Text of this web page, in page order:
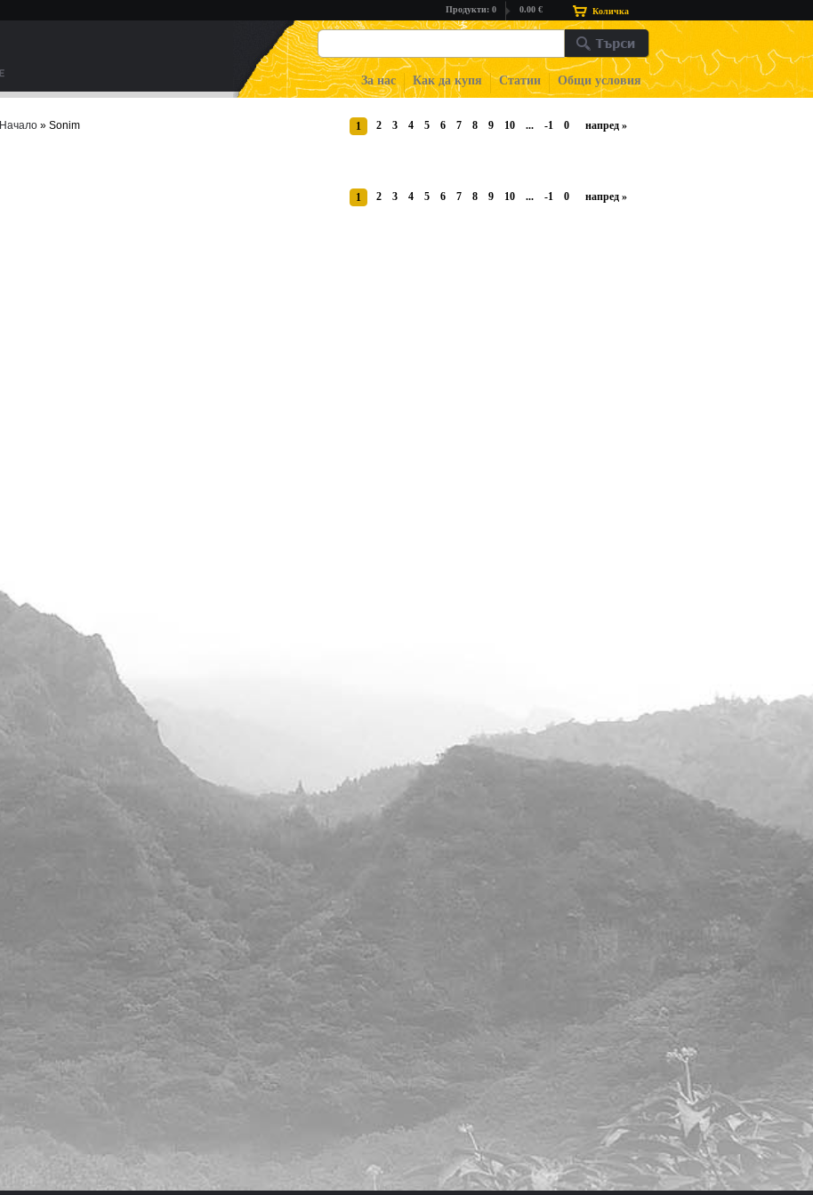
0.00 €
Продукти: 0 Количка
За нас Как да купя Статии Общи условия
Начало» Sonim 1 2 3 4 5 6 7 8 9 10 ... -1 0 напред»
1 2 3 4 5 6 7 8 9 10 ... -1 0 напред»